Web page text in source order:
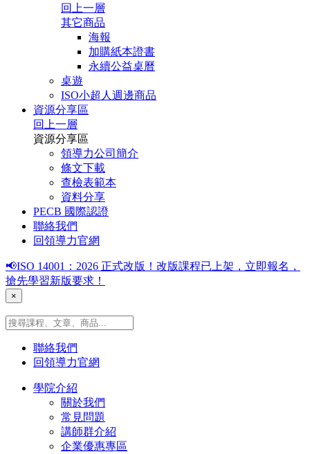
回上一層
其它商品
海報
加購紙本證書
永續公益桌曆
桌遊
ISO小超人週邊商品
資源分享區
回上一層
資源分享區
領導力公司簡介
條文下載
查檢表範本
資料分享
PECB 國際認證
聯絡我們
回領導力官網
📢ISO 14001：2026 正式改版！改版課程已上架，立即報名，
搶先學習新版要求！
×
聯絡我們
回領導力官網
學院介紹
關於我們
常見問題
講師群介紹
企業優惠專區